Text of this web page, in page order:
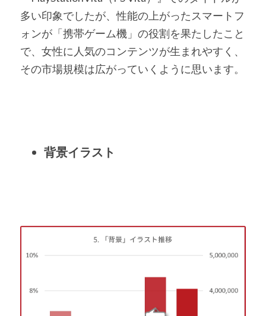
多い印象でしたが、性能の上がったスマートフ
ォンが「携帯ゲーム機」の役割を果たしたこと
で、女性に人気のコンテンツが生まれやすく、
その市場規模は広がっていくように思います。
背景イラスト